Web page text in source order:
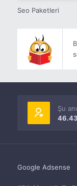
Seo Paketleri
Şu
Google Adsense